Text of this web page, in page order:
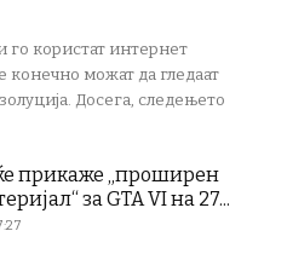
го користат интернет
конечно можат да гледаат
Досега, следењето
прикаже „проширен
за GTA VI на 27...